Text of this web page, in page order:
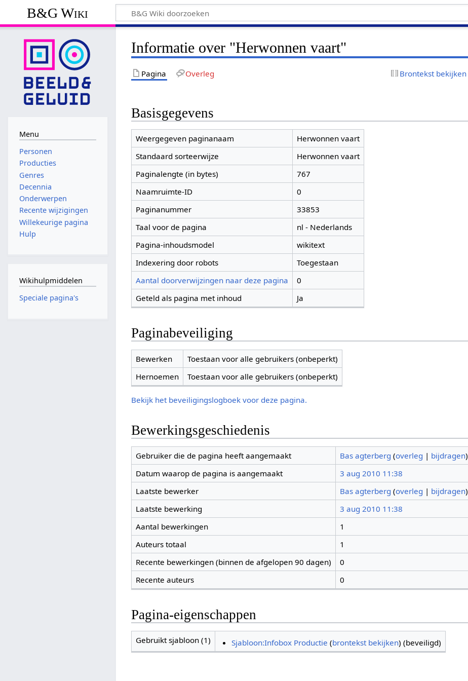
B&G Wiki
Informatie over "Herwonnen vaart"
Pagina Overleg Brontekst bekijken
Basisgegevens
Weergegeven paginanaam
Herwonnen vaart
Standaard sorteerwijze
Herwonnen vaart
Paginalengte (in bytes)
767
Naamruimte-ID
0
Paginanummer
33853
Taal voor de pagina
nl - Nederlands
Pagina-inhoudsmodel
wikitext
Indexering door robots
Toegestaan
Aantal doorverwijzingen naar deze pagina
0
Geteld als pagina met inhoud
Ja
Paginabeveiliging
Bewerken
Toestaan voor alle gebruikers (onbeperkt)
Hernoemen
Toestaan voor alle gebruikers (onbeperkt)
Bekijk het beveiligingslogboek voor deze pagina.
Bewerkingsgeschiedenis
Gebruiker die de pagina heeft aangemaakt Bas agterberg (overleg | bijdragen)
Datum waarop de pagina is aangemaakt
3 aug 2010 11:38
Laatste bewerker
Bas agterberg (overleg | bijdragen)
Laatste bewerking
3 aug 2010 11:38
Aantal bewerkingen
1
Auteurs totaal
1
Recente bewerkingen (binnen de afgelopen 90 dagen)
0
Recente auteurs
0
Pagina-eigenschappen
Gebruikt sjabloon (1) Sjabloon:Infobox Productie (brontekst bekijken) (beveiligd)
Menu
Personen
Producties
Genres
Decennia
Onderwerpen
Recente wijzigingen
Willekeurige pagina
Hulp
Wikihulpmiddelen
Speciale pagina's